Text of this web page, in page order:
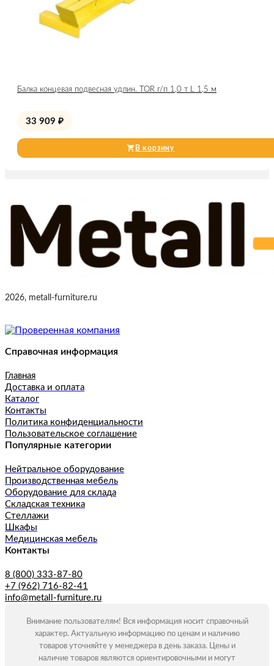
Балка концевая подвесная удлин. TOR г/п 1,0 т L 1,5 м
33 909 ₽
В корзину
2026, metall-furniture.ru
Справочная информация
Главная
Доставка и оплата
Каталог
Контакты
Политика конфиденциальности
Пользовательское соглашение
Популярные категории
Нейтральное оборудование
Производственная мебель
Оборудование для склада
Складская техника
Стеллажи
Шкафы
Медицинская мебель
Контакты
8 (800) 333-87-80
+7 (962) 716-82-41
info@metall-furniture.ru
Внимание пользователям! Вся информация носит справочный
характер. Актуальную информацию по ценам и наличию
товаров уточняйте у менеджера в день заказа. Цены и
наличие товаров являются ориентировочными и могут